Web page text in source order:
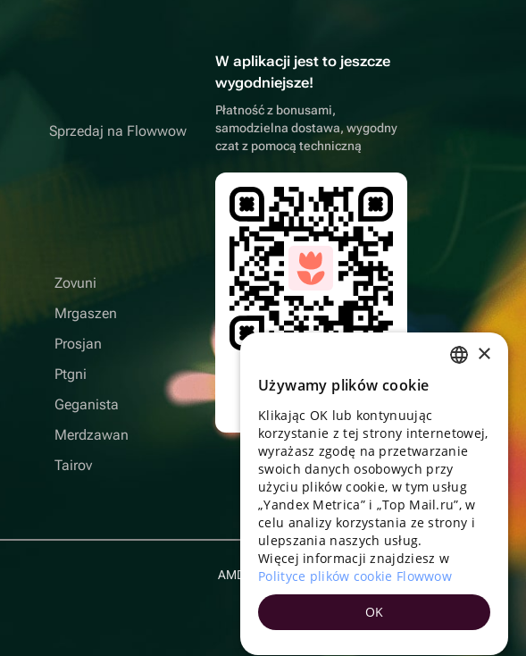
Sprzedaj na Flowwow
Zovuni
Mrgaszen
Prosjan
Ptgni
Geganista
Merdzawan
Tairov
W aplikacji jest to jeszcze
wygodniejsze!
Płatność z bonusami,
samodzielna dostawa, wygodny
czat z pomocą techniczną
pobierz aplikację
AMD Polski
UKRAINIAN
PORTUGUESE
SPANISH
TURKISH
×
Używamy plików cookie
Klikając OK lub kontynuując
korzystanie z tej strony internetowej,
wyrażasz zgodę na przetwarzanie
swoich danych osobowych przy
użyciu plików cookie, w tym usług
„Yandex Metrica” i „Top Mail.ru”, w
celu analizy korzystania ze strony i
ulepszania naszych usług.
Więcej informacji znajdziesz w
Polityce plików cookie Flowwow
OK